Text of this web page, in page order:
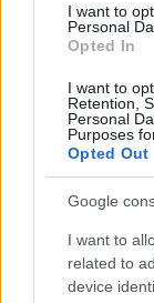
I want to
Personal
Opted In
I want to
Retention,
Personal
Purposes
Opted Out
Google
I want to
related to
device
Condividi
F
a
ce
b
o
o
k
T
w
it
te
r
NOTIZIE